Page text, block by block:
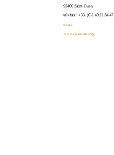
93400 Saint-Ouen
tel+fax : +33. (0)1.40.11.84.47
email
www.cjcinema.org